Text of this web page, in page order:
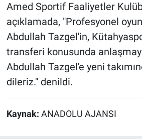
Amed Sportif Faaliyetler
açıklamada, "Profesyonel
Abdullah Tazgel'in,
transferi konusunda
Abdullah Tazgel'e yeni
dileriz." denildi.
Kaynak: ANADOLU AJANSI